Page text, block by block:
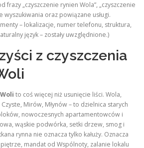
frazy „czyszczenie rynien Wola”, „czyszczenie
wyszukiwania oraz powiązane usługi.
– lokalizacje, numer telefonu, struktura,
język – zostały uwzględnione.)
z czyszczenia
to coś więcej niż usunięcie liści. Wola,
Mirów, Młynów – to dzielnica starych
nowoczesnych apartamentowców i
wąskie podwórka, setki drzew, smog i
rynna nie oznacza tylko kałuży. Oznacza
mandat od Wspólnoty, zalanie lokalu